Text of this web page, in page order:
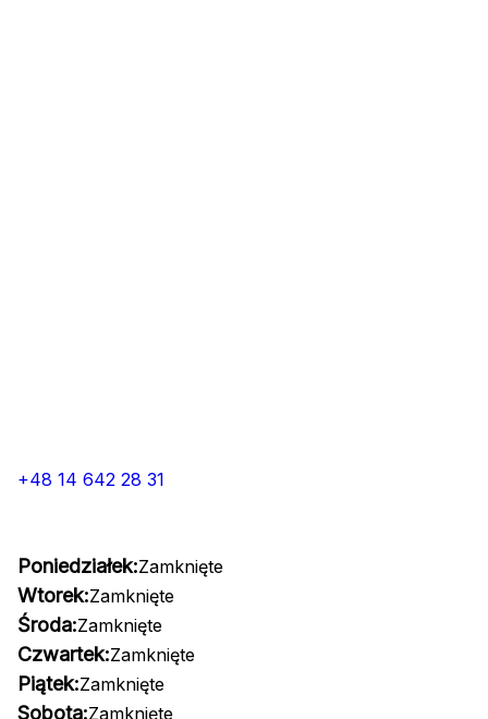
+48 14 642 28 31
Poniedziałek:Zamknięte
Wtorek:Zamknięte
Środa:Zamknięte
Czwartek:Zamknięte
Piątek:Zamknięte
Sobota:Zamknięte